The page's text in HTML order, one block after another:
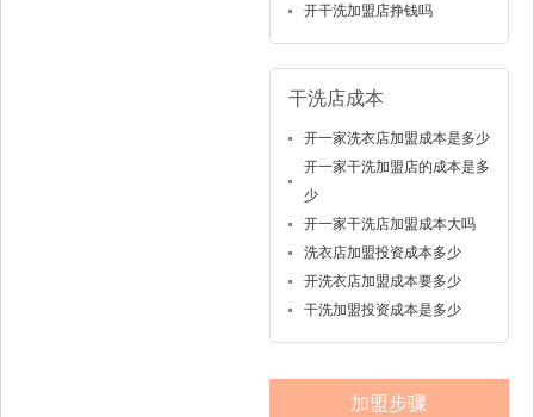
开干洗加盟店挣钱吗
干洗店成本
开一家洗衣店加盟成本是多少
开一家干洗加盟店的成本是多
少
开一家干洗店加盟成本大吗
洗衣店加盟投资成本多少
开洗衣店加盟成本要多少
干洗加盟投资成本是多少
加盟步骤